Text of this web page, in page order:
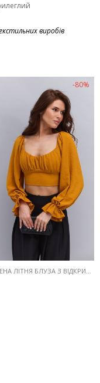
виробів
-80%
УКОРОЧЕНА ЛІТНЯ БЛУЗА З ВІДКРИТИМИ ПЛЕЧИМА ГІРЧИЧНА